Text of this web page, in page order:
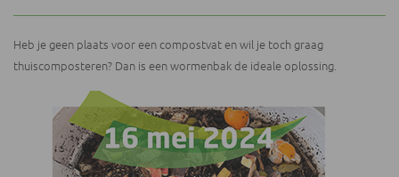
Heb je geen plaats voor een compostvat en wil je toch graag
thuiscomposteren? Dan is een wormenbak de ideale oplossing.